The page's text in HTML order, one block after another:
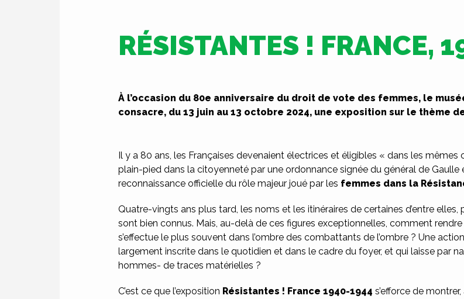
RÉSISTANTES ! FRANCE,
À l’occasion du 80e anniversaire du droit de vote des femmes, le
consacre, du 13 juin au 13 octobre 2024, une exposition sur le thème
Il y a 80 ans, les Françaises devenaient électrices et éligibles « dans les
plain-pied dans la citoyenneté par une ordonnance signée du général de
reconnaissance officielle du rôle majeur joué par les femmes dans la
Quatre-vingts ans plus tard, les noms et les itinéraires de certaines d’entre
sont bien connus. Mais, au-delà de ces figures exceptionnelles, comment
s’effectue le plus souvent dans l’ombre des combattants de l’ombre ? Une
largement inscrite dans le quotidien et dans le cadre du foyer, et qui laisse par
hommes- de traces matérielles ?
C’est ce que l’exposition Résistantes ! France 1940-1944 s’efforce de